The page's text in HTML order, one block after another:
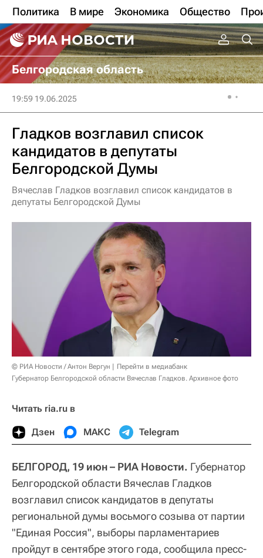
Политика В мире Экономика Общество
Белгородская область
19:59 19.06.2025
Гладков возглавил список
кандидатов в депутаты
Белгородской Думы
Вячеслав Гладков возглавил список кандидатов в
депутаты Белгородской Думы
© РИА Новости / Антон Вергун
Перейти в медиабанк
Губернатор Белгородской области Вячеслав Гладков. Архивное фото
Читать ria.ru в
Дзен МАКС Telegram
БЕЛГОРОД, 19 июн – РИА Новости. Губернатор
Белгородской области Вячеслав Гладков
возглавил список кандидатов в депутаты
региональной думы восьмого созыва от партии
"Единая Россия", выборы парламентариев
пройдут в сентябре этого года, сообщила пресс-